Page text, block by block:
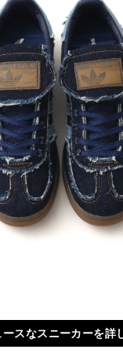
ースなスニーカーを詳